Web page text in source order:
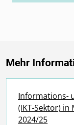
Mehr
Informations-
(IKT-Sektor) in
2024/25